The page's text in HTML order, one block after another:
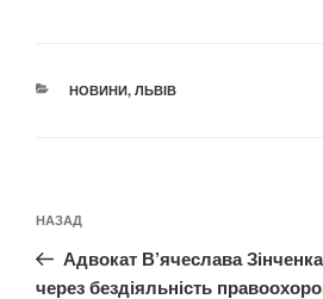
КАТЕГОРІЇ
НОВИНИ, ЛЬВІВ
записів
Попередній
запис:
НАЗАД
Адвокат В’ячеслава
через бездіяльність